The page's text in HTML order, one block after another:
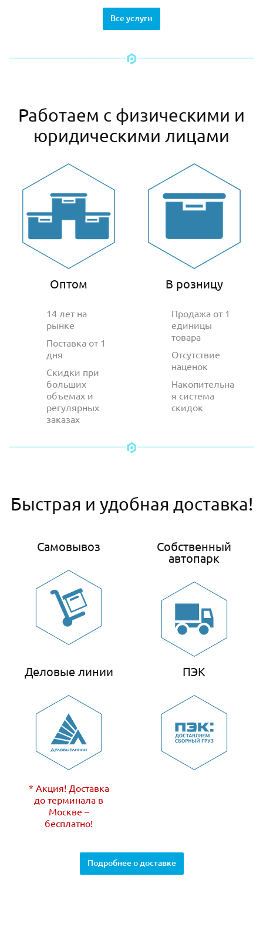
Все услуги
Работаем с физическими и
юридическими лицами
Оптом
14 лет на
рынке
Поставка от 1
дня
Скидки при
больших
объемах и
регулярных
заказах
В розницу
Продажа от 1
единицы
товара
Отсутствие
наценок
Накопительна
я система
скидок
Быстрая и удобная доставка!
Самовывоз
Собственный
автопарк
Деловые линии
* Акция! Доставка
до терминала в
Москве –
бесплатно!
ПЭК
Подробнее о доставке